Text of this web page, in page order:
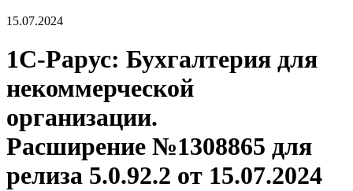
15.07.2024
1С-Рарус: Бухгалтерия для
некоммерческой
организации.
Расширение №1308865 для
релиза 5.0.92.2 от 15.07.2024